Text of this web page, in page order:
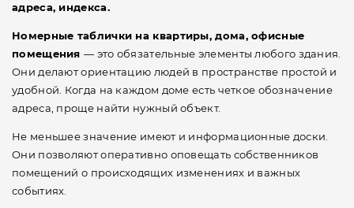
адреса, индекса.
Номерные таблички на квартиры, дома, офисные
помещения— это обязательные элементы любого здания.
Они делают ориентацию людей в пространстве простой и
удобной. Когда на каждом доме есть четкое обозначение
адреса, проще найти нужный объект.
Не меньшее значение имеют и информационные доски.
Они позволяют оперативно оповещать собственников
помещений о происходящих изменениях и важных
событиях.